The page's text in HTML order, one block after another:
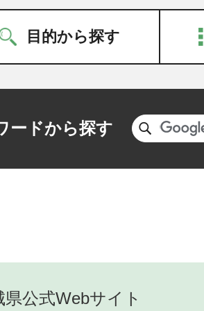
目的から探す
ードから探す
県公式Webサイト